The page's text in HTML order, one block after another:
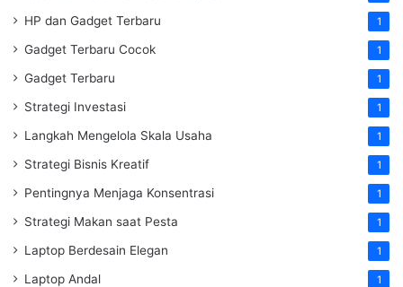
HP dan Gadget Terbaru 1
Gadget Terbaru Cocok 1
Gadget Terbaru 1
Strategi Investasi 1
Langkah Mengelola Skala Usaha 1
Strategi Bisnis Kreatif 1
Pentingnya Menjaga Konsentrasi 1
Strategi Makan saat Pesta 1
Laptop Berdesain Elegan 1
Laptop Andal 1